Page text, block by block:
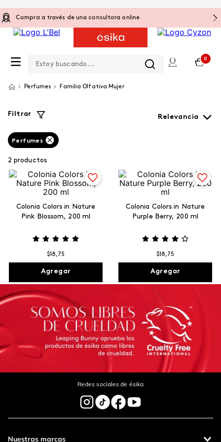
Compra a través de una consultora online
0
Perfumes Familia Olfativa Mujer
Filtrar Relevancia
Perfumes
2 productos
Colonia Colors in Nature
Pink Blossom, 200 ml
$18,75
Agregar
Colonia Colors in Nature
Purple Berry, 200 ml
$18,75
Agregar
Redes sociales de ésika
Nuestras marcas